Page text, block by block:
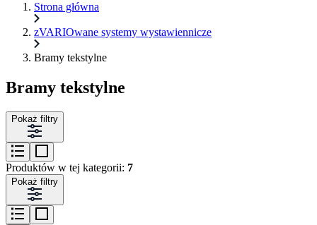
Strona główna
zVARIOwane systemy wystawiennicze
Bramy tekstylne
Bramy tekstylne
Pokaż filtry
Produktów w tej kategorii: 7
Pokaż filtry